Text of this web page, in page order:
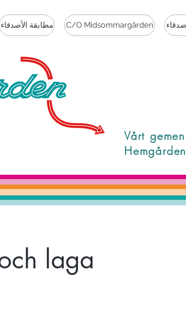
مطابقة الأصدقاء C/O Midsommargården
Vårt
laga!